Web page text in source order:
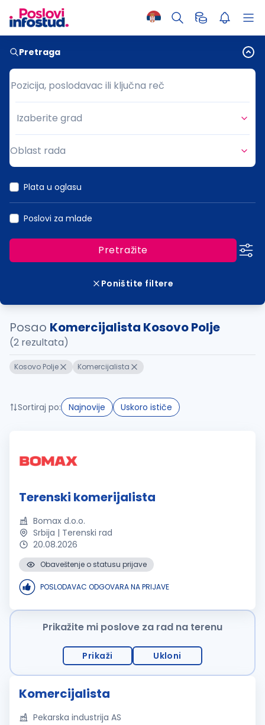
Pretraga
Pozicija, poslodavac ili ključna reč
Pozicija, poslodavac ili ključna reč
Grad
Izaberite grad
Oblast rada
Plata u oglasu
Poslovi za mlade
Pretražite
Poništite filtere
Posao Komercijalista Kosovo Polje
(2 rezultata)
Kosovo Polje Komercijalista
Sortiraj po: Najnovije Uskoro ističe
Terenski komerijalista
Bomax d.o.o.
Srbija | Terenski rad
20.08.2026
Obaveštenje o statusu prijave
POSLODAVAC ODGOVARA NA PRIJAVE
Prikažite mi poslove za rad na terenu
Prikaži Ukloni
Komercijalista
Pekarska industrija AS